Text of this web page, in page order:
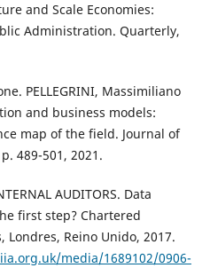
and Scale Economies:
Administration. Quarterly,
PELLEGRINI, Massimiliano
and business models:
map of the field. Journal of
489-501, 2021.
AUDITORS. Data
first step? Chartered
Reino Unido, 2017.
media/1689102/0906-